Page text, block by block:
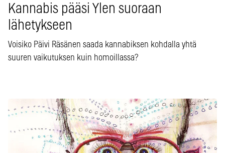
Kannabis pääsi Ylen suoraan
lähetykseen
Voisiko Päivi Räsänen saada kannabiksen kohdalla yhtä
suuren vaikutuksen kuin homoillassa?